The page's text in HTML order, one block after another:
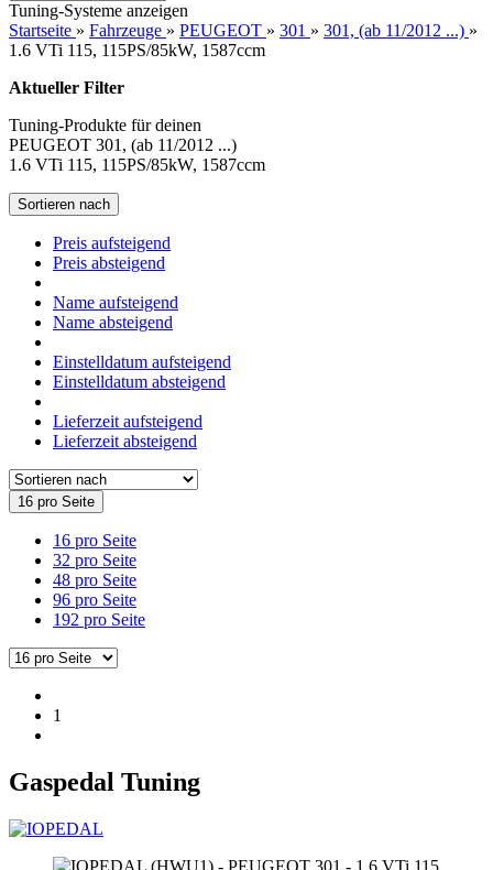
Tuning-Systeme anzeigen
Startseite » Fahrzeuge » PEUGEOT » 301 » 301, (ab 11/2012 ...) »
1.6 VTi 115, 115PS/85kW, 1587ccm
Aktueller Filter
Tuning-Produkte für deinen
PEUGEOT 301, (ab 11/2012 ...)
1.6 VTi 115, 115PS/85kW, 1587ccm
Sortieren nach
Preis aufsteigend
Preis absteigend
Name aufsteigend
Name absteigend
Einstelldatum aufsteigend
Einstelldatum absteigend
Lieferzeit aufsteigend
Lieferzeit absteigend
16 pro Seite
16 pro Seite
32 pro Seite
48 pro Seite
96 pro Seite
192 pro Seite
1
Gaspedal Tuning